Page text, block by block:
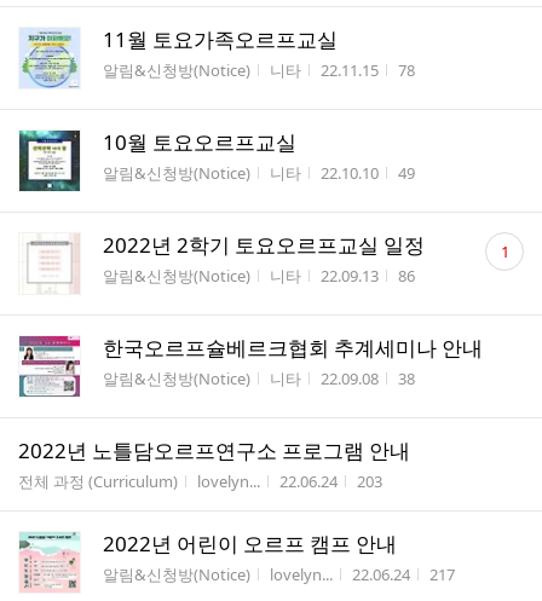
11월 토요가족오르프교실
게시판명
알림&신청방(Notice) 작성자
니타 작성시간
22.11.15 조회수
78
10월 토요오르프교실
게시판명
알림&신청방(Notice) 작성자
니타 작성시간
22.10.10 조회수
49
2022년 2학기 토요오르프교실 일정
게시판명
알림&신청방(Notice) 작성자
니타 작성시간
22.09.13 조회수
86
댓
글 1
한국오르프슐베르크협회 추계세미나 안내
게시판명
알림&신청방(Notice) 작성자
니타 작성시간
22.09.08 조회수
38
2022년 노틀담오르프연구소 프로그램 안내
게시판명
전체 과정 (Curriculum) 작성자
lovelyn... 작성시간
22.06.24 조회수
203
2022년 어린이 오르프 캠프 안내
게시판명
알림&신청방(Notice) 작성자
lovelyn... 작성시간
22.06.24 조회수
217